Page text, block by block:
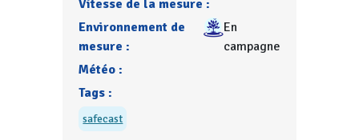
Vitesse de la mesure :
Environnement de
mesure :
En
campagne
Météo :
Tags :
safecast